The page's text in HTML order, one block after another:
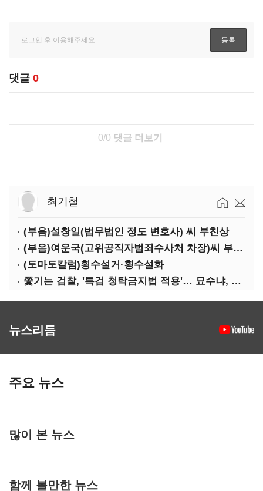
댓글 0
0/0 댓글 더보기
최기철
(부음)설창일(법무법인 정도 변호사) 씨 부친상
(부음)여운국(고위공직자범죄수사처 차장)씨 부친상
(토마토칼럼)횡수설거·횡수설화
쫓기는 검찰, '특검 청탁금지법 적용'… 묘수냐, 무리수냐
뉴스리듬
주요 뉴스
많이 본 뉴스
함께 볼만한 뉴스